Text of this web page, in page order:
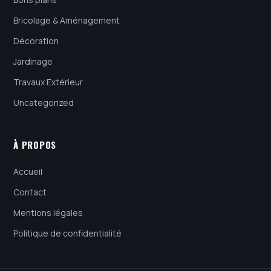
Bricolage & Aménagement
Décoration
Jardinage
Travaux Extérieur
Uncategorized
À PROPOS
Accueil
Contact
Mentions légales
Politique de confidentialité